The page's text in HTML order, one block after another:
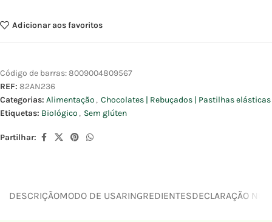
Adicionar aos favoritos
Código de barras:8009004809567
REF: 82AN236
Categorias: Alimentação , Chocolates | Rebuçados | Pastilhas elásticas
Etiquetas: Biológico , Sem glúten
Partilhar:
DESCRIÇÃOMODO DE USARINGREDIENTESDECLARAÇÃO